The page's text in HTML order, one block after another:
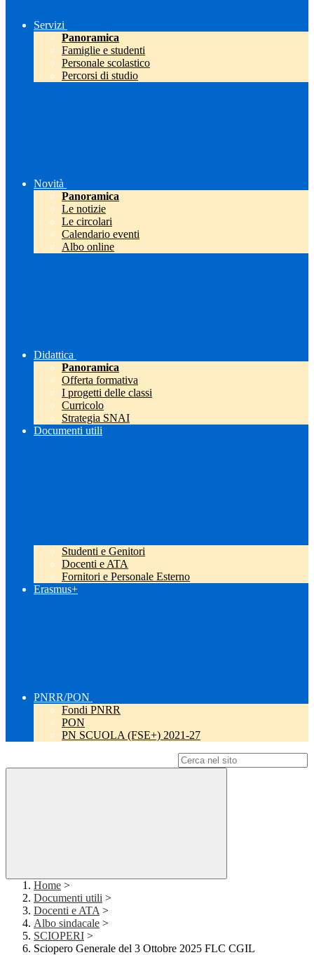
Servizi
Panoramica
Famiglie e studenti
Personale scolastico
Percorsi di studio
Novità
Panoramica
Le notizie
Le circolari
Calendario eventi
Albo online
Didattica
Panoramica
Offerta formativa
I progetti delle classi
Curricolo
Strategia SNAI
Documenti utili
Studenti e Genitori
Docenti e ATA
Fornitori e Personale Esterno
Erasmus+
PNRR/PON
Fondi PNRR
PON
PN SCUOLA (FSE+) 2021-27
Home >
Documenti utili >
Docenti e ATA >
Albo sindacale >
SCIOPERI >
Sciopero Generale del 3 Ottobre 2025 FLC CGIL